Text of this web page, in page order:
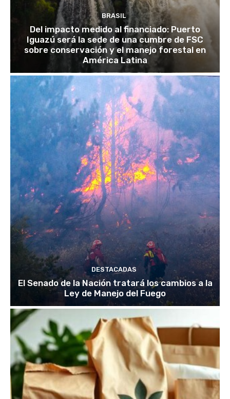
BRASIL
Del impacto medido al financiado: Puerto
Iguazú será la sede de una cumbre de FSC
sobre conservación y el manejo forestal en
América Latina
DESTACADAS
El Senado de la Nación tratará los cambios a la
Ley de Manejo del Fuego